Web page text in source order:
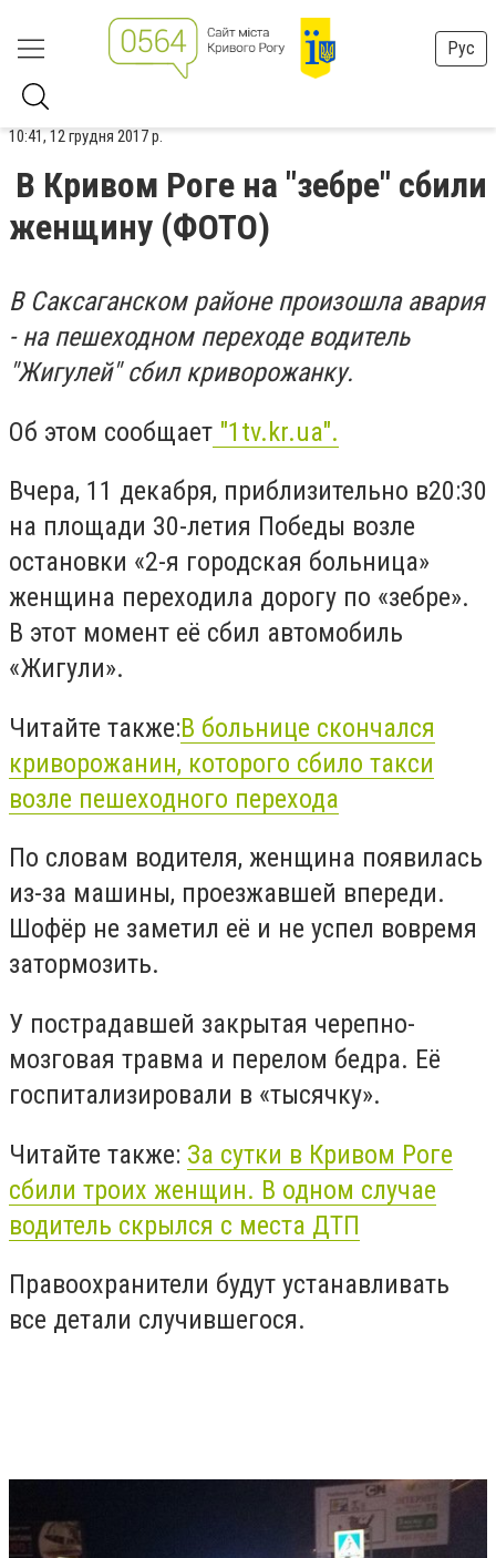
Рус
10:41, 12 грудня 2017 р.
В Кривом Роге на "зебре" сбили
женщину (ФОТО)
В Саксаганском районе произошла авария
- на пешеходном переходе водитель
"Жигулей" сбил криворожанку.
Об этом сообщает "1tv.kr.ua".
Вчера, 11 декабря, приблизительно в20:30
на площади 30-летия Победы возле
остановки «2-я городская больница»
женщина переходила дорогу по «зебре».
В этот момент её сбил автомобиль
«Жигули».
Читайте также:В больнице скончался
криворожанин, которого сбило такси
возле пешеходного перехода
По словам водителя, женщина появилась
из-за машины, проезжавшей впереди.
Шофёр не заметил её и не успел вовремя
затормозить.
У пострадавшей закрытая черепно-
мозговая травма и перелом бедра. Её
госпитализировали в «тысячку».
Читайте также: За сутки в Кривом Роге
сбили троих женщин. В одном случае
водитель скрылся с места ДТП
Правоохранители будут устанавливать
все детали случившегося.